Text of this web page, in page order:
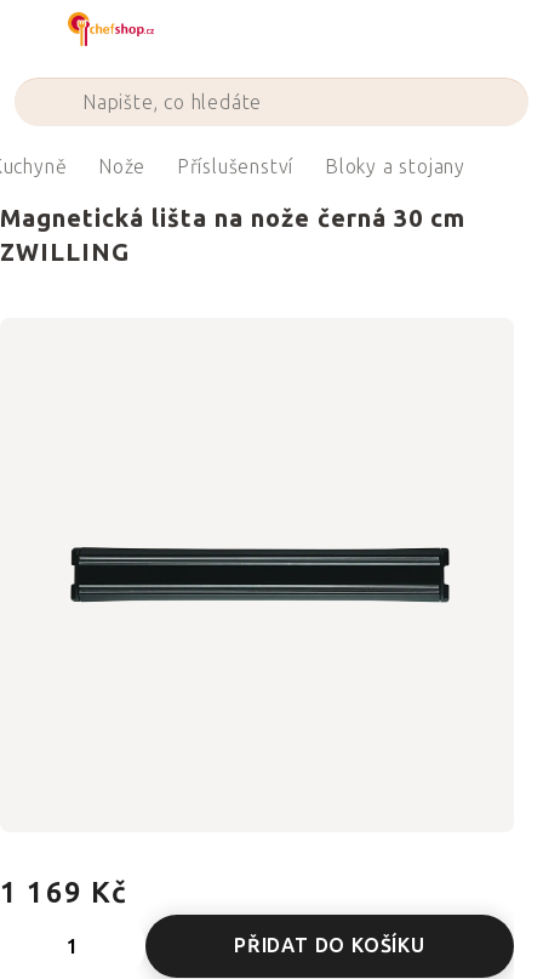
Nože Příslušenství Bloky a stojany
Magnetická lišta na nože černá 30 cm
ZWILLING
1 169 Kč
PŘIDAT DO KOŠÍKU